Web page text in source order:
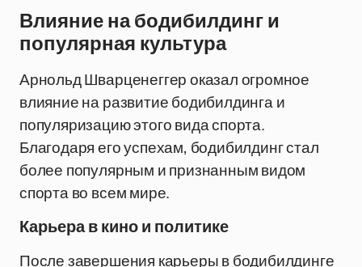
Влияние на бодибилдинг и
популярная культура
Арнольд Шварценеггер оказал огромное
влияние на развитие бодибилдинга и
популяризацию этого вида спорта.
Благодаря его успехам, бодибилдинг стал
более популярным и признанным видом
спорта во всем мире.
Карьера в кино и политике
После завершения карьеры в бодибилдинге